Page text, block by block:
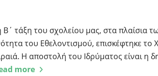
τάξη του σχολείου μας, στα πλαίσια
του Εθελοντισμού, επισκέφτηκε το
Η αποστολή του Ιδρύματος είναι η
more